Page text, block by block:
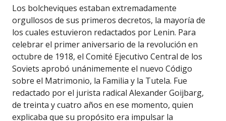
Los bolcheviques estaban extremadamente
orgullosos de sus primeros decretos, la mayoría de
los cuales estuvieron redactados por Lenin. Para
celebrar el primer aniversario de la revolución en
octubre de 1918, el Comité Ejecutivo Central de los
Soviets aprobó unánimemente el nuevo Código
sobre el Matrimonio, la Familia y la Tutela. Fue
redactado por el jurista radical Alexander Goijbarg,
de treinta y cuatro años en ese momento, quien
explicaba que su propósito era impulsar la